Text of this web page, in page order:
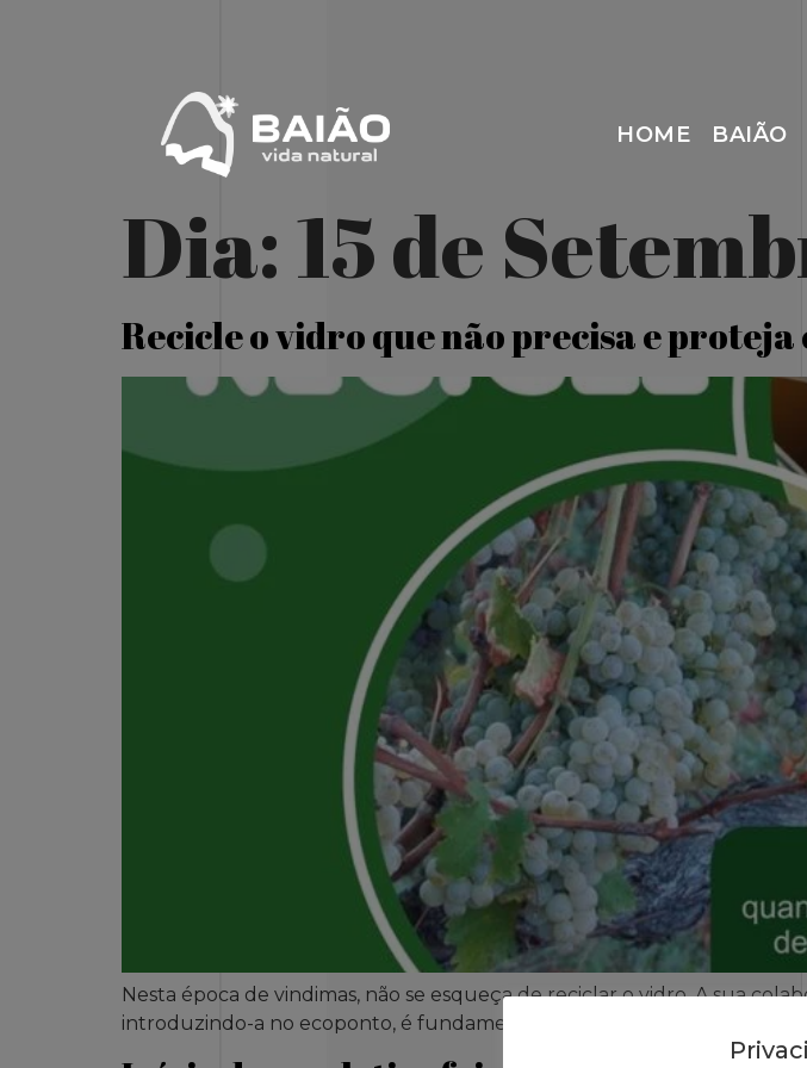
HOME BAIÃO
Dia:15 de
Recicle o vidro que não precisa e proteja
Nesta época de vindimas, não se esqueça de reciclar o vidro. A sua
introduzindo-a no ecoponto, é fundamental. Recicle sempre, tudo e em